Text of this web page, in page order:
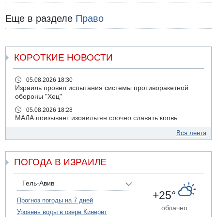
Еще в разделе Право
КОРОТКИЕ НОВОСТИ
05.08.2026 18:30
Израиль провел испытания системы противоракетной
обороны "Хец"
05.08.2026 18:28
МАДА призывает израильтян срочно сдавать кровь
Бывший посол Израиля в ООН Гилад Эрдан объявит в
05.08.2026 13:49
На севере Израиля на берег выбросило тело
05.08.2026 13:32
В России горят новые склады
05.08.2026 10:19
Хуситы сообщают об атаке по Саудовскому танкеру
Вся лента
ПОГОДА В ИЗРАИЛЕ
Тель-Авив
Прогноз погоды на 7 дней
Уровень воды в озере Кинерет
+25°
облачно